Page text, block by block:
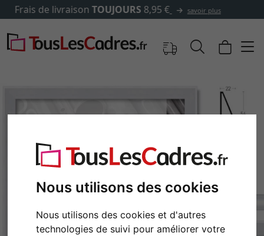
Nous utilisons des cookies
Nous utilisons des cookies et d'autres
technologies de suivi pour améliorer votre
✓500 000 articles au choix
Retour